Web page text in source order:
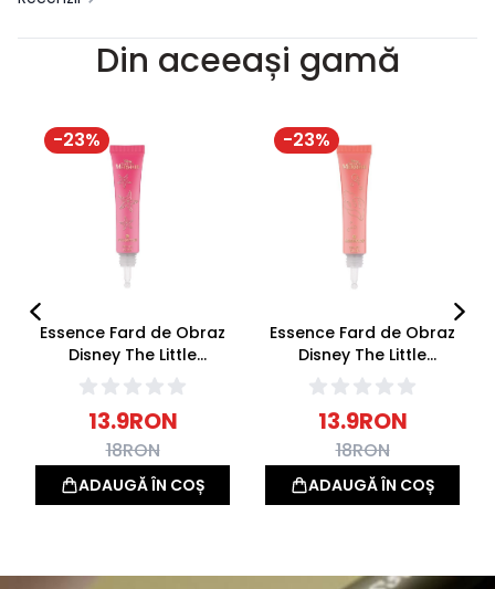
Din aceeași gamă
-23%
Essence Fard de Obraz
Disney The Little
Mermaid Blush Serum 01
A Splash Of Romance
17ml
13.9RON
18RON
ADAUGĂ ÎN COȘ
-23%
Essence Fard de Obraz
Disney The Little
Mermaid Blush Serum
02 A Splash Of Freedom
17ml
13.9RON
18RON
ADAUGĂ ÎN COȘ